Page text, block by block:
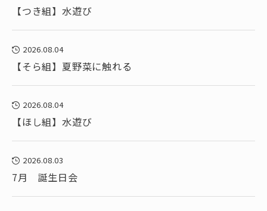
【つき組】水遊び
2026.08.04
【そら組】夏野菜に触れる
2026.08.04
【ほし組】水遊び
2026.08.03
7月 誕生日会